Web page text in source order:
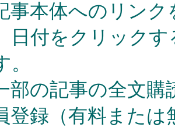
事本体へのリン
日付をクリック
。
部の記事の全文
登録（有料また